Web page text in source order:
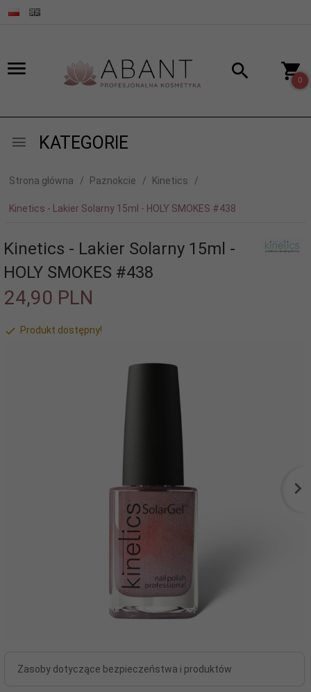
0
KATEGORIE
Strona główna Paznokcie Kinetics
Kinetics - Lakier Solarny 15ml - HOLY SMOKES #438
Kinetics - Lakier Solarny 15ml -
HOLY SMOKES #438
24,90 PLN
Produkt dostępny!
Zasoby dotyczące bezpieczeństwa i produktów